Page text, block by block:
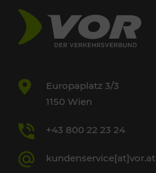
Europaplatz 3/3
1150 Wien
+43 800 22 23 24
kundenservice[at]vor.at